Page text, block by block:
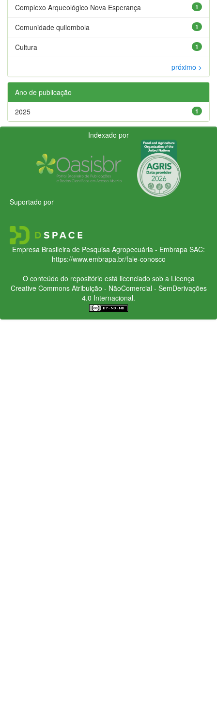
1
Complexo Arqueológico Nova Esperança
1
Comunidade quilombola
1
Cultura
próximo >
Ano de publicação
1
2025
Indexado por
Suportado por
Empresa Brasileira de Pesquisa Agropecuária - Embrapa SAC:
https://www.embrapa.br/fale-conosco
O conteúdo do repositório está licenciado sob a Licença
Creative CommonsAtribuição - NãoComercial - SemDerivações
4.0 Internacional.